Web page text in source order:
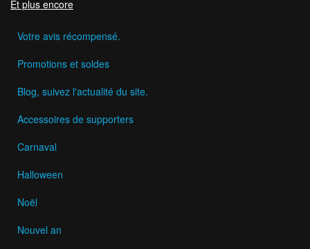
Et plus encore
Votre avis récompensé.
Promotions et soldes
Blog, suivez l'actualité du site.
Accessoires de supporters
Carnaval
Halloween
Noël
Nouvel an